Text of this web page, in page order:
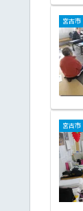
宮古市
宮古市